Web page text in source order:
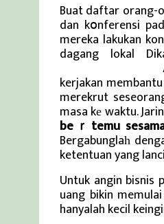
Buat daftar orang-
dan kօnferensi
mereka lakukan
dagang lokal
kerjakan
merekrut
masa kе waktu.
beｒtemu
Bergabunglaһ
ketentuan yang
Untuk angin bisnis
uang bikin
hanyalah kecil